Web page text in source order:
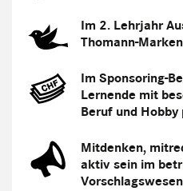
Im 2. Lehrjahr
Thomann-
Im Sponsoring-
Lernende mit
Beruf und
Mitdenken,
aktiv sein im
Vorschlagswesen